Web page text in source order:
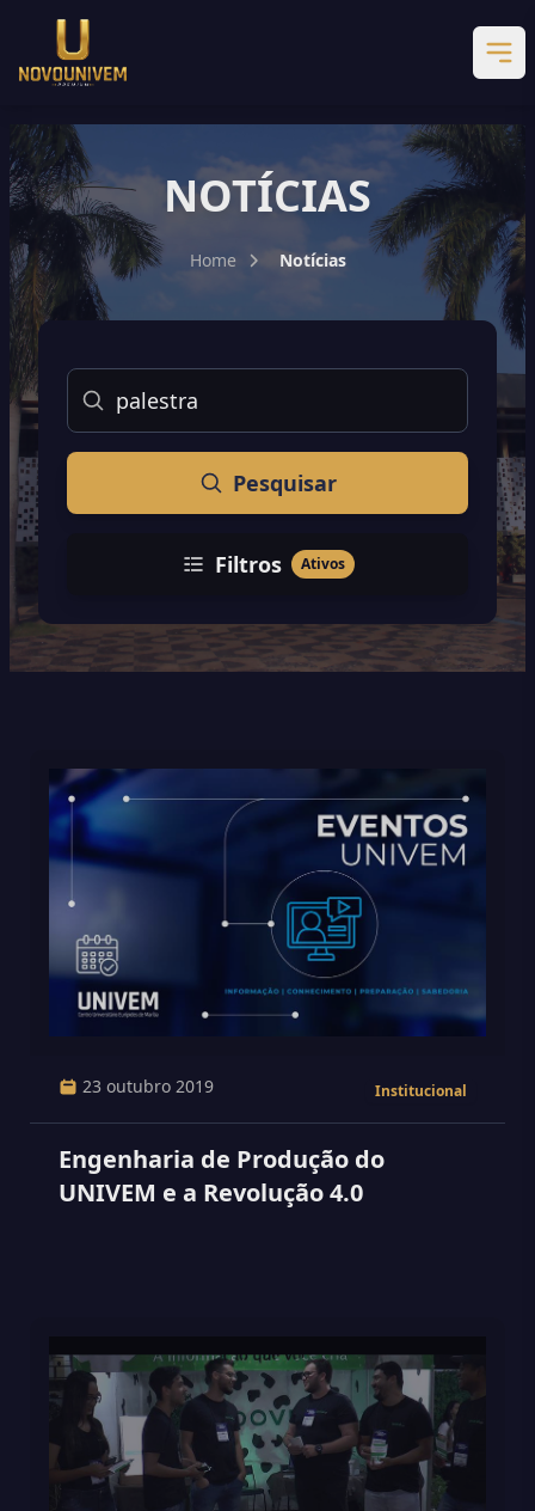
NOTÍCIAS
Home Notícias
Buscar
Pesquisar
Filtros Ativos
23 outubro 2019 Institucional
Engenharia de Produção do
UNIVEM e a Revolução 4.0